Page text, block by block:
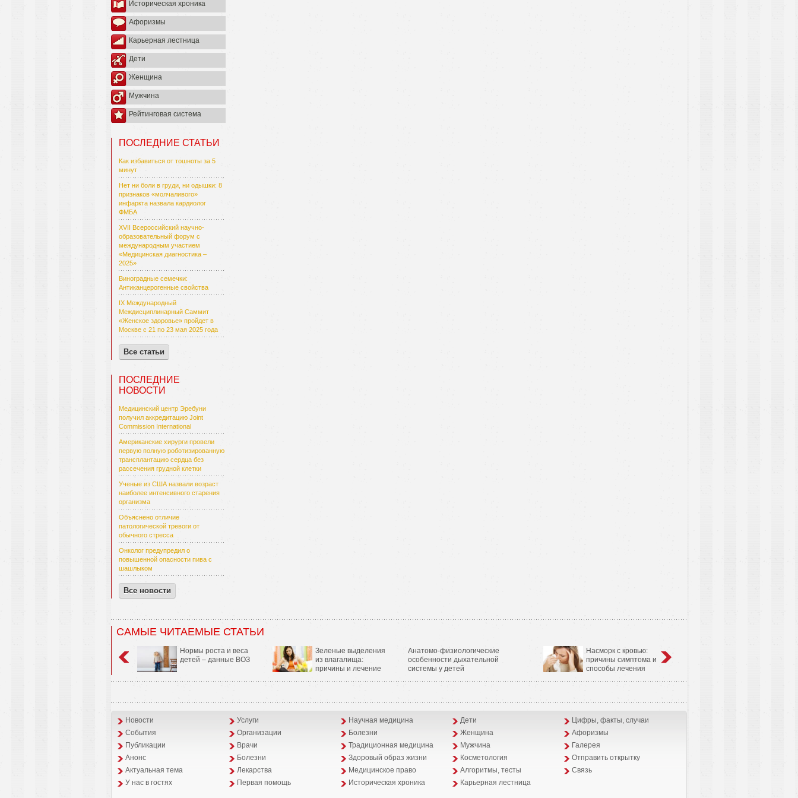
Историческая хроника
Афоризмы
Карьерная лестница
Дети
Женщина
Мужчина
Рейтинговая система
ПОСЛЕДНИЕ СТАТЬИ
Как избавиться от тошноты за 5
минут
Нет ни боли в груди, ни одышки: 8
признаков «молчаливого»
инфаркта назвала кардиолог
ФМБА
XVII Всероссийский научно-
образовательный форум с
международным участием
«Медицинская диагностика –
2025»
Виноградные семечки:
Антиканцерогенные свойства
IX Международный
Междисциплинарный Саммит
«Женское здоровье» пройдет в
Москве с 21 по 23 мая 2025 года
Все статьи
ПОСЛЕДНИЕ
НОВОСТИ
Медицинский центр Эребуни
получил аккредитацию Joint
Commission International
Американские хирурги провели
первую полную роботизированную
трансплантацию сердца без
рассечения грудной клетки
Ученые из США назвали возраст
наиболее интенсивного старения
организма
Объяснено отличие
патологической тревоги от
обычного стресса
Онколог предупредил о
повышенной опасности пива с
шашлыком
Все новости
САМЫЕ ЧИТАЕМЫЕ СТАТЬИ
Нормы роста и веса
детей – данные ВОЗ
Зеленые выделения
из влагалища:
причины и лечение
Анатомо-физиологические
особенности дыхательной
системы у детей
Насморк с кровью:
причины симптома и
способы лечения
Новости Услуги Научная медицина Дети
Цифры, факты, случаи
События
Организации Болезни Женщина
Афоризмы
Публикации
Врачи Традиционная медицина Мужчина
Галерея
Анонс
Болезни Здоровый образ жизни Косметология
Отправить открытку
Aктуальная тема
Лекарства Медицинское право Алгоритмы, тесты
Связь
У нас в гостях
Первая помощь Историческая хроника Карьерная лестница